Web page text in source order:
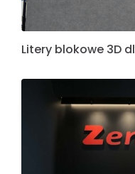
Litery blokowe 3D